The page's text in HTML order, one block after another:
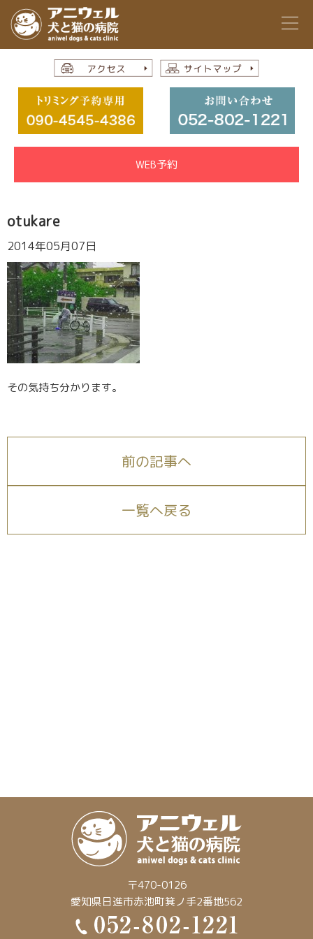
WEB予約
otukare
2014年05月07日
その気持ち分かります。
前の記事へ
一覧へ戻る
〒470-0126
愛知県日進市赤池町箕ノ手2番地562